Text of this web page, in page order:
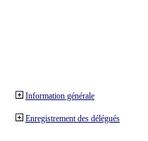
Information générale
Enregistrement des délégués